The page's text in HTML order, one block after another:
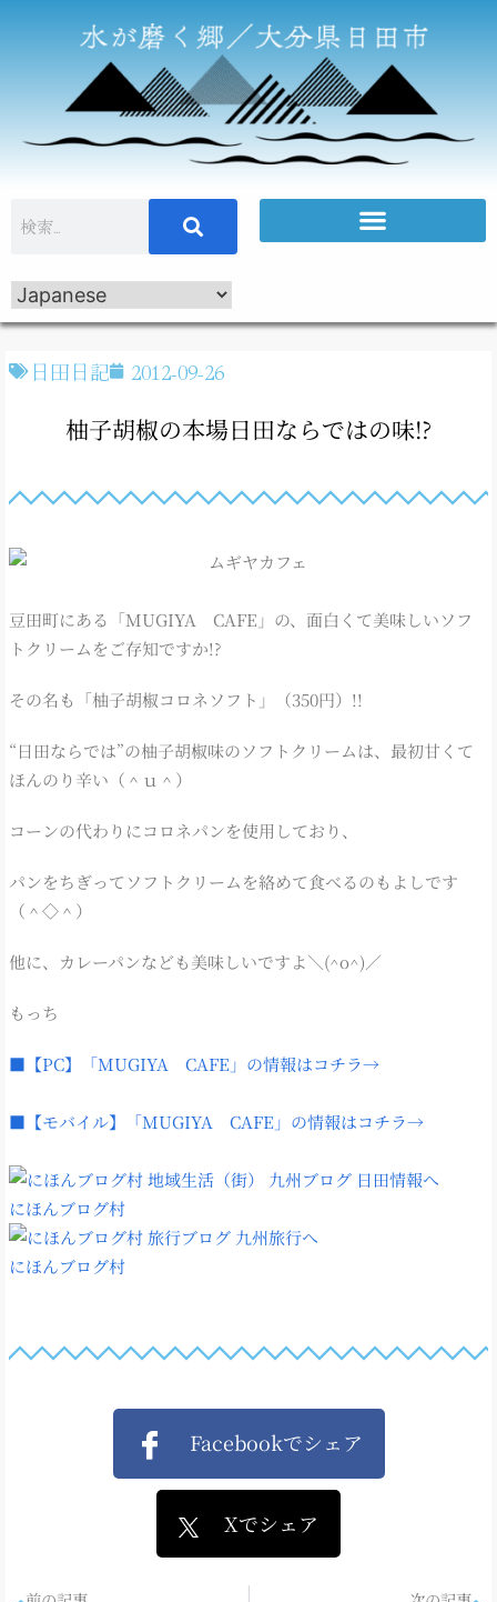
日田日記 2012-09-26
柚子胡椒の本場日田ならではの味!?
豆田町にある「MUGIYA CAFE」の、面白くて美味しいソフ
トクリームをご存知ですか!?
その名も「柚子胡椒コロネソフト」（350円）!!
“日田ならでは”の柚子胡椒味のソフトクリームは、最初甘くて
ほんのり辛い（＾ｕ＾）
コーンの代わりにコロネパンを使用しており、
パンをちぎってソフトクリームを絡めて食べるのもよしです
（＾◇＾）
他に、カレーパンなども美味しいですよ＼(^o^)／
もっち
■【PC】「MUGIYA CAFE」の情報はコチラ→
■【モバイル】「MUGIYA CAFE」の情報はコチラ→
にほんブログ村
にほんブログ村
Facebookでシェア
Xでシェア